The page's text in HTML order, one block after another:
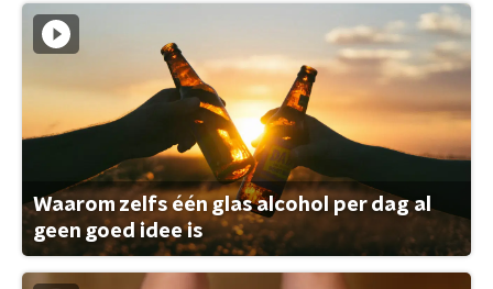
Waarom zelfs één glas alcohol per dag al
geen goed idee is